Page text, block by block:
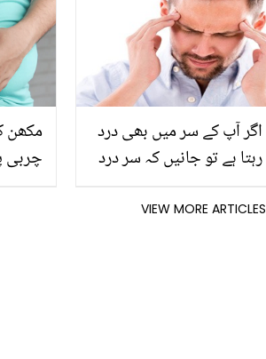
مسائل کا آسان سا حل وہ
بھی صرف ایک چیز کے
استعمال سے
چربی
اگر آپ کے سر میں بھی درد
رہتا ہے تو جانیں کہ سر درد
درد کی گولی کھائے کونسے
VIEW MORE ARTICLES